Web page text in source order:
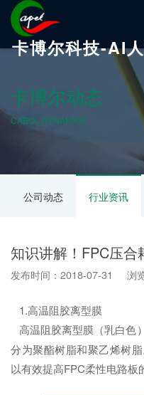
卡博尔科技-AI
卡博尔动态
CABOL DYNAMICS
公司动态 行业资讯
知识讲解！FPC压合
发布时间：2018-07-31 浏
1.高温阻胶离型膜
高温阻胶离型膜（乳白色
分为聚酯树脂和聚乙烯树
以有效提高FPC柔性电路板